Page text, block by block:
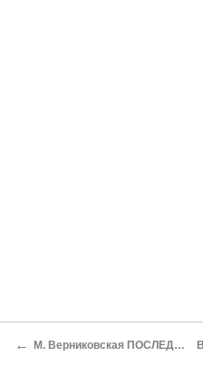
← М. Верниковская ПОСЛЕДНЯЯ МОБИЛИЗАЦИЯ